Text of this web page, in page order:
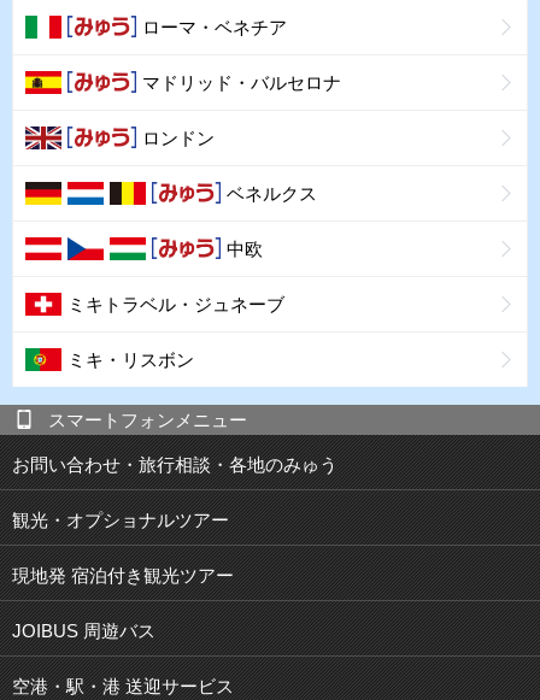
ローマ・ベネチア
マドリッド・バルセロナ
ロンドン
ベネルクス
中欧
ミキトラベル・ジュネーブ
ミキ・リスボン
スマートフォンメニュー
お問い合わせ・旅行相談・各地のみゅう
観光・オプショナルツアー
現地発 宿泊付き観光ツアー
JOIBUS 周遊バス
空港・駅・港 送迎サービス